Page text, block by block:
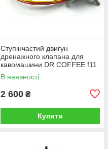
Ступінчастий двигун
дренажного клапана для
кавомашини DR COFFEE f11
В наявності
2 600 ₴
Купити